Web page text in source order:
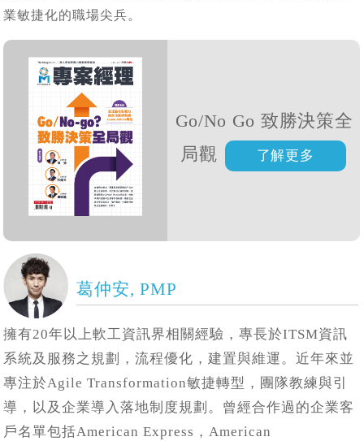
業敏捷化的職場尖兵。
Go/No Go 致勝決策全
局觀
葛仲安, PMP
擁有20年以上軟工資訊界相關經驗，專長於ITSM資訊
系統及服務之規劃，流程優化，建置與維運。近年來並
專注於Agile Transformation敏捷轉型，團隊教練與引
導，以及企業導入落地制度規劃。曾經合作過的企業客
戶名單包括American Express，American